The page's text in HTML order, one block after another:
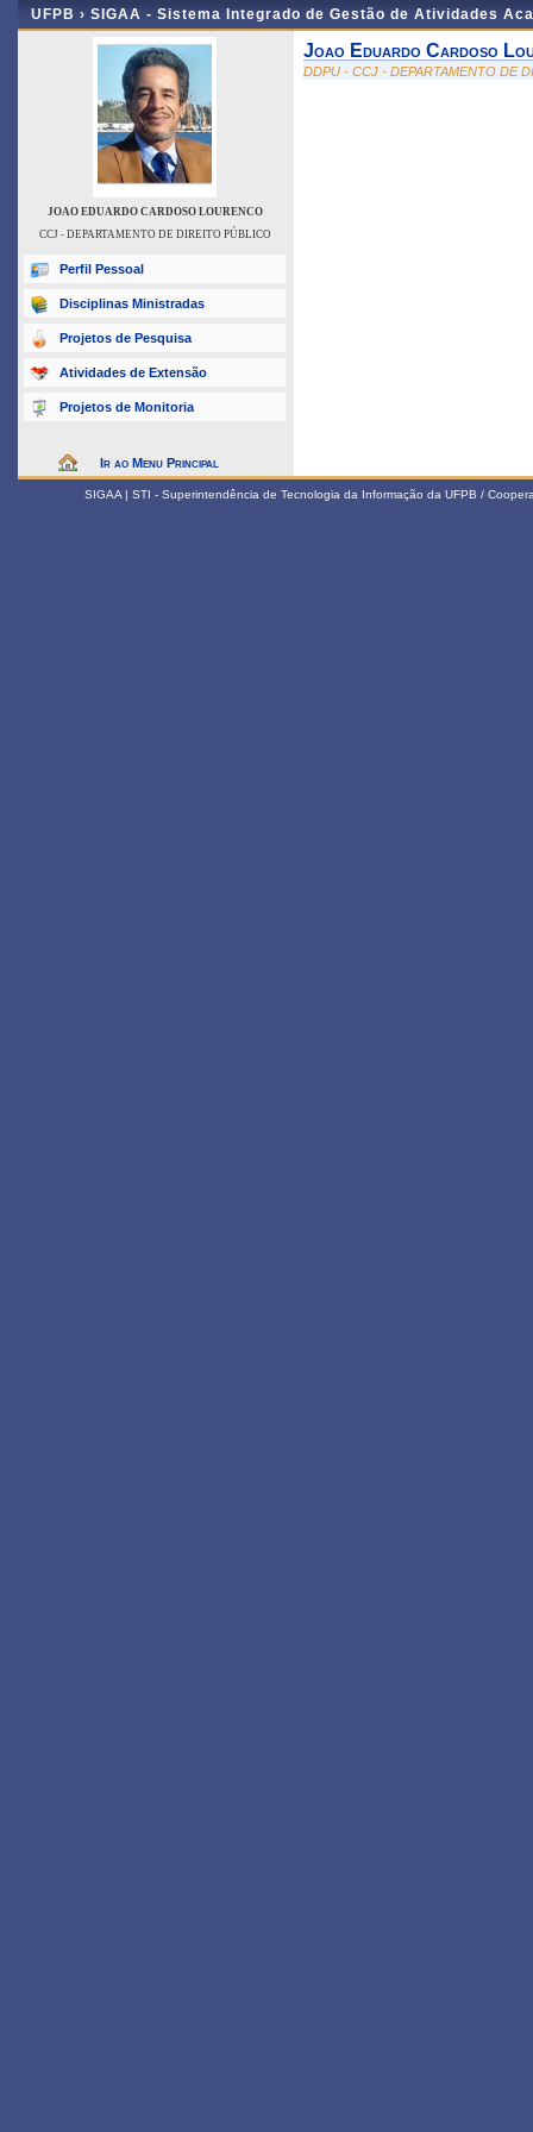
UFPB › SIGAA - Sistema Integrado de Gestão de Atividades
JOAO EDUARDO CARDOSO LOURENCO
CCJ - DEPARTAMENTO DE DIREITO PÚBLICO
Perfil Pessoal
Disciplinas Ministradas
Projetos de Pesquisa
Atividades de Extensão
Projetos de Monitoria
Ir ao Menu Principal
Joao Eduardo Cardoso
DDPU - CCJ - DEPARTAMENTO DE
SIGAA | STI - Superintendência de Tecnologia da Informação da UFPB /